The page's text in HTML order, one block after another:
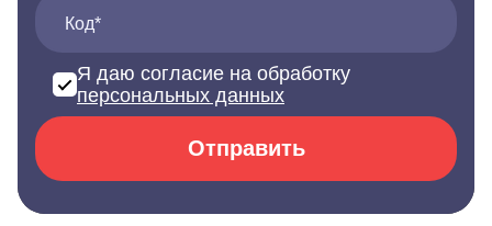
Код*
Я даю согласие на обработку
персональных данных
Отправить